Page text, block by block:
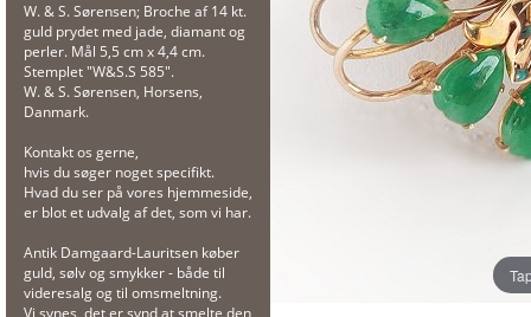
W. & S. Sørensen; Broche af 14 kt.
guld prydet med jade, diamant og
perler. Mål 5,5 cm x 4,4 cm.
Stemplet "W&S.S 585".
W. & S. Sørensen, Horsens,
Danmark.
Kontakt os gerne,
hvis du søger noget specifikt.
Hvad du ser på vores hjemmeside,
er blot et udvalg af det, som vi har.
Antik Damgaard-Lauritsen køber
guld, sølv og smykker - både til
videresalg og til omsmeltning.
Vi synes, det er synd at smelte den